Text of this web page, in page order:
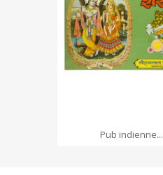
ADD TO CART
Pub indienne...